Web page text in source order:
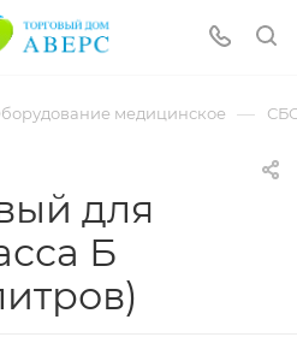
медицинское —
для
Б